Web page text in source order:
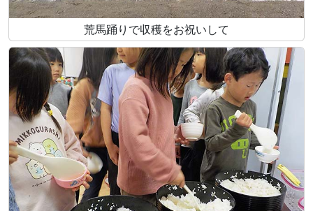
荒馬踊りで収穫をお祝いして